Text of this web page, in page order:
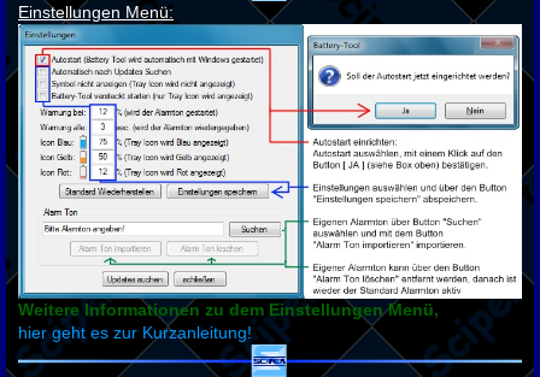
Einstellungen Menü:
Weitere Informationen zu dem Einstellungen Menü,
hier geht es zur Kurzanleitung!